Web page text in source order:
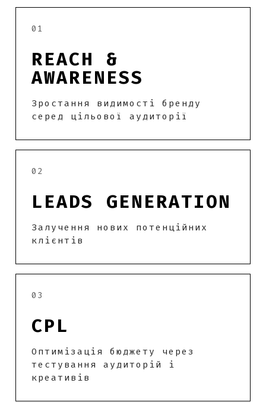
01
REACH &
AWARENESS
Зростання видимості бренду
серед цільової аудиторії
02
LEADS GENERATION
Залучення нових потенційних
клієнтів
03
CPL
Оптимізація бюджету через
тестування аудиторій і
креативів